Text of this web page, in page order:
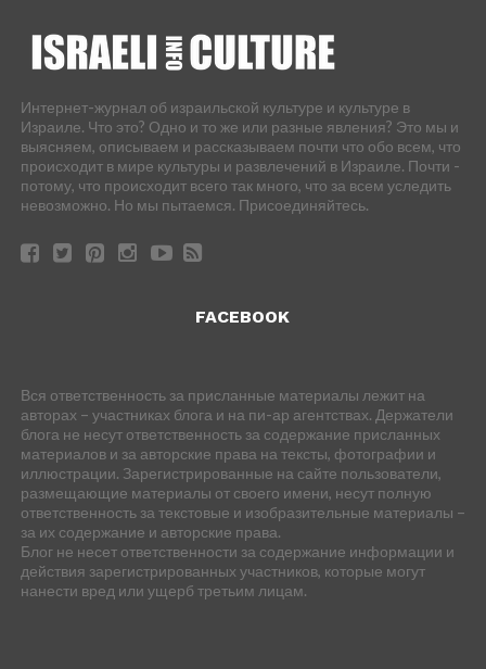
Интернет-журнал об израильской культуре и культуре в
Израиле. Что это? Одно и то же или разные явления? Это мы и
выясняем, описываем и рассказываем почти что обо всем, что
происходит в мире культуры и развлечений в Израиле. Почти -
потому, что происходит всего так много, что за всем уследить
невозможно. Но мы пытаемся. Присоединяйтесь.
FACEBOOK
Вся ответственность за присланные материалы лежит на
авторах – участниках блога и на пи-ар агентствах. Держатели
блога не несут ответственность за содержание присланных
материалов и за авторские права на тексты, фотографии и
иллюстрации. Зарегистрированные на сайте пользователи,
размещающие материалы от своего имени, несут полную
ответственность за текстовые и изобразительные материалы –
за их содержание и авторские права.
Блог не несет ответственности за содержание информации и
действия зарегистрированных участников, которые могут
нанести вред или ущерб третьим лицам.